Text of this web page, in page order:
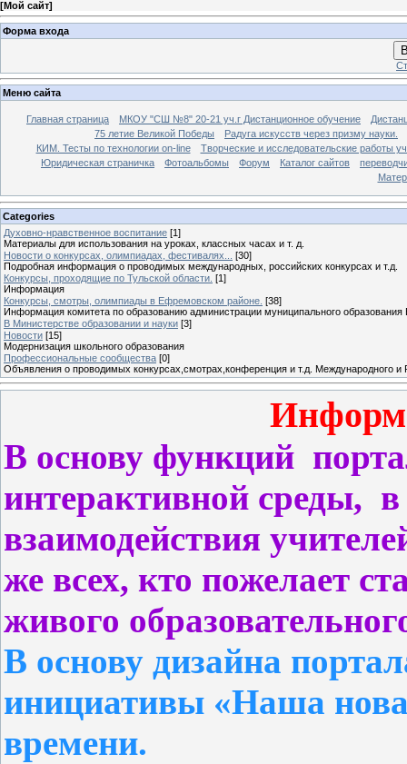
[Мой сайт]
Форма входа
Меню сайта
Главная страница МКОУ "СШ №8" 20-21 уч.г Дистанционное обучение
75 летие Великой Победы
Радуга искусств через призму науки.
КИМ. Тесты по технологии on-line
Творческие и исследовательские работы
Юридическая страничка
Фотоальбомы Форум Каталог сайтов
Categories
Духовно-нравственное воспитание [1]
Материалы для использования на уроках, классных часах и т. д.
Новости о конкурсах, олимпиадах, фестивалях...
[30]
Подробная информация о проводимых международных, российских конкурсах и т.д.
Конкурсы, проходящие по Тульской области. [1]
Информация
Конкурсы, смотры, олимпиады в Ефремовском районе. [38]
Информация комитета по образованию администрации муниципального
В Министерстве образовании и науки [3]
Новости [15]
Модернизация школьного образования
Профессиональные сообщества [0]
Объявления о проводимых конкурсах,смотрах,конференция и т.д. Международного и
В основу функций
интерактивной среды, в
взаимодействия
же всех, кто пожелает
живого
В основу дизайна
инициативы «Наша
времени.